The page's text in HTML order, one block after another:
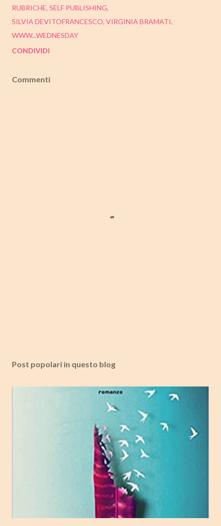
RUBRICHE SELF PUBLISHING
SILVIA DEVITOFRANCESCO VIRGINIA BRAMATI
WWW...WEDNESDAY
CONDIVIDI
Commenti
Post popolari in questo blog